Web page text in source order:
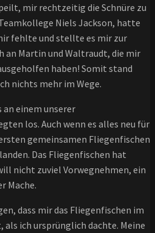
mir rechtzeitig die Schnüre zu
Niels Jackson, hatte
fehlte und stellte es mir zur
an Martin und Waltraudt, die mir
haben! Somit stand
nichts mehr im Wege.
einem unserer
los. Auch wenn es alles neu für
gemeinsamen Fliegenfischen
Das Fliegenfischen hat
nicht zuviel Vorwegnehmen, ein
Mache.
dass mir das Fliegenfischen im
ich ursprünglich dachte. Meine